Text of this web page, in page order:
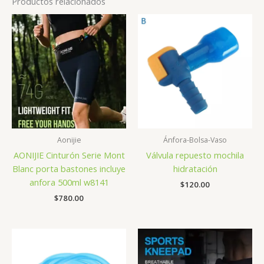
Aonijie
AONIJIE Cinturón Serie Mont
Blanc porta bastones incluye
anfora 500ml w8141
$780.00
Ánfora-Bolsa-Vaso
Válvula repuesto mochila
hidratación
$120.00